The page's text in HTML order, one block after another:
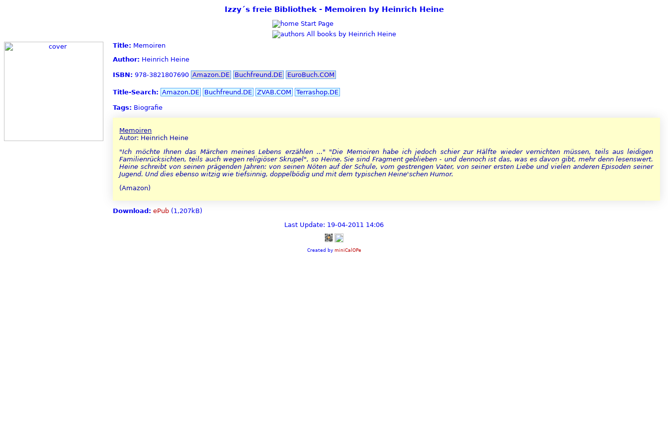
Izzy´s freie Bibliothek - Memoiren by Heinrich Heine
Start Page
All books by Heinrich Heine
Title: Memoiren
Author: Heinrich Heine
ISBN: 978-3821807690 Amazon.DE Buchfreund.DE EuroBuch.COM
Title-Search: Amazon.DE Buchfreund.DE ZVAB.COM Terrashop.DE
Tags: Biografie
Memoiren
Autor: Heinrich Heine
"Ich möchte Ihnen das Märchen meines Lebens erzählen ..." "Die Memoiren habe ich jedoch schier zur Hälfte wieder vernichten müssen, teils aus leidigen
Familienrücksichten, teils auch wegen religiöser Skrupel", so Heine. Sie sind Fragment geblieben - und dennoch ist das, was es davon gibt, mehr denn lesenswert.
Heine schreibt von seinen prägenden Jahren: von seinen Nöten auf der Schule, vom gestrengen Vater, von seiner ersten Liebe und vielen anderen Episoden seiner
Jugend. Und dies ebenso witzig wie tiefsinnig, doppelbödig und mit dem typischen Heine'schen Humor.
(Amazon)
Download: ePub (1,207kB)
Last Update: 19-04-2011 14:06
Created by miniCalOPe